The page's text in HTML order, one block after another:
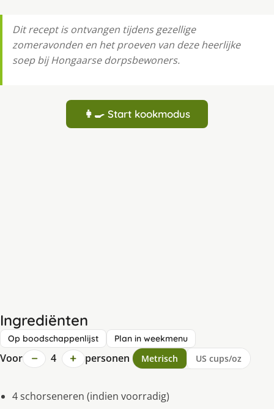
Dit recept is ontvangen tijdens gezellige
zomeravonden en het proeven van deze heerlijke
soep bij Hongaarse dorpsbewoners.
👩‍🍳 Start kookmodus
Ingrediënten
Op boodschappenlijst Plan in weekmenu
Voor − 4 + personen Metrisch US cups/oz
4 schorseneren (indien voorradig)